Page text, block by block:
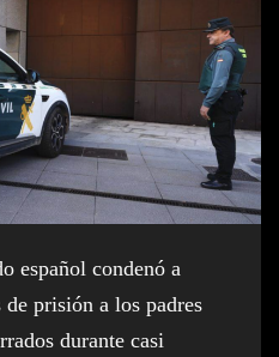
español condenó a
de prisión a los padres
durante casi